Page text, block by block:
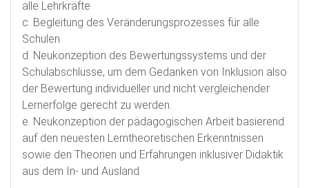
alle Lehrkräfte
c. Begleitung des Veränderungsprozesses für alle
Schulen
d. Neukonzeption des Bewertungssystems und der
Schulabschlüsse, um dem Gedanken von Inklusion also
der Bewertung individueller und nicht vergleichender
Lernerfolge gerecht zu werden.
e. Neukonzeption der pädagogischen Arbeit basierend
auf den neuesten Lerntheoretischen Erkenntnissen
sowie den Theorien und Erfahrungen inklusiver Didaktik
aus dem In- und Ausland